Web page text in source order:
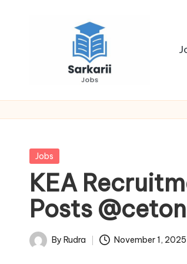
S
a
r
k
a
r
i
Posted
Jobs
KEA
Posts
Posted
By Rudra November 1, 2025